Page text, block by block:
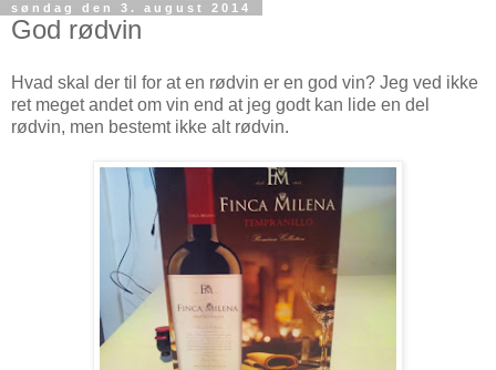
søndag den 3. august 2014
God rødvin
Hvad skal der til for at en rødvin er en god vin? Jeg ved ikke
ret meget andet om vin end at jeg godt kan lide en del
rødvin, men bestemt ikke alt rødvin.